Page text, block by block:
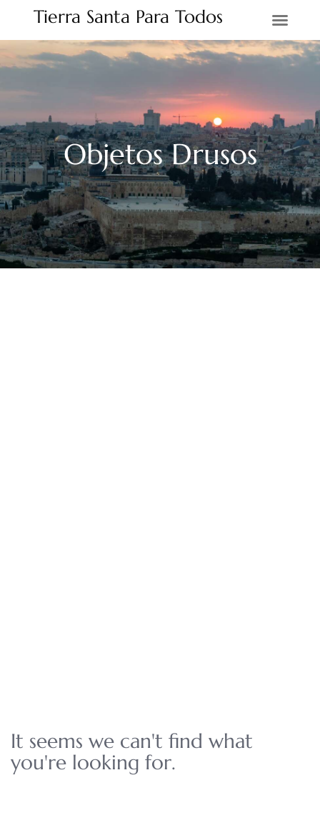
Tierra Santa Para Todos
Objetos Drusos
It seems we can't find what
you're looking for.